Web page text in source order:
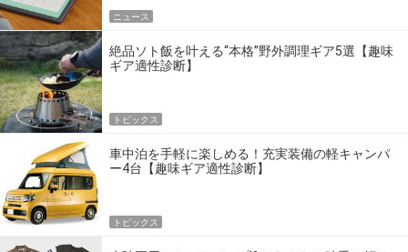
ニュース
絶品ソト飯を叶える“本格”野外調理ギア5選【趣味
ギア適性診断】
トピックス
車中泊を手軽に楽しめる！充実装備の軽キャンパ
ー4台【趣味ギア適性診断】
トピックス